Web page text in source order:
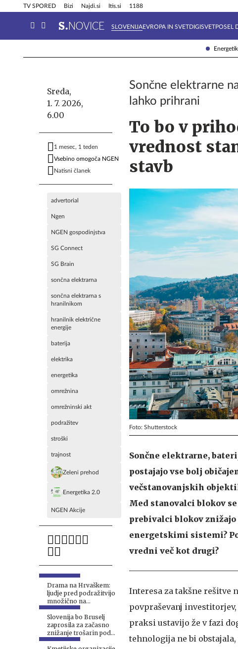
TV SPORED Bizi Najdi.si Itis.si 1188
SLOVENIJAEVROPA IN SVETDIGISVETPOSEL
Info in obvestila Tehnik
Sreda,
1. 7. 2026,
6.00
1 mesec, 1 teden
Vsebino omogoča NGEN
Natisni članek
advertorial
Ngen
NGEN gospodinjstva
SG Connect
SG Brain
sončna elektrarna
sončna elektrarna s
hranilnikom
hranilnik električne
energije
baterija
elektrika
energetika
omrežnina
omrežninski akt
podražitev
stroški
trajnost
Zeleni prehod
Energetika 2.0
NGEN Akcije
Drama na Hrvaškem:
ljudje pred podražitvijo
množično na
bencinske servise,
omejili točenje goriva
Slovenija bo Bruselj
zaprosila za začasno
znižanje trošarin pod
evropski minimum
Sončne elektrarne
lahko prihrani
To bo v
vrednost
stavb
Foto: Shutterstock
Sončne elektrarne,
postajajo vse bolj
večstanovanjskih
Med stanovalci blokov
prebivalci blokov
energetskimi sistemi?
vredni več kot drugi?
Interesa za takšne rešitve
povpraševanj
praksi ustavijo že v fazi
tehnologija ne bi